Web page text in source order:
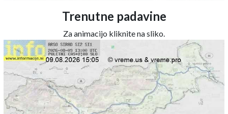
Trenutne padavine
Za animacijo kliknite na sliko.